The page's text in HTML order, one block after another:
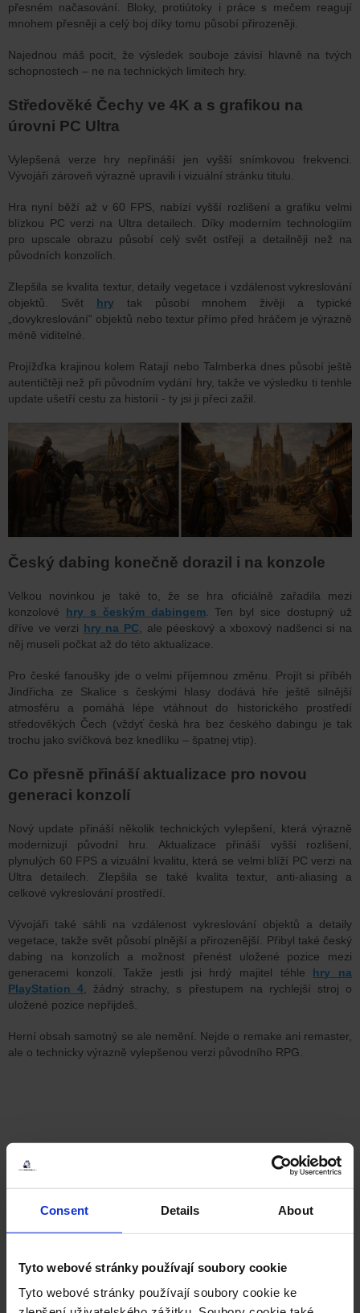
Consent Details About
Tyto webové stránky používají soubory cookie
Tyto webové stránky používají soubory cookie ke
přesném načasování. Bloky, protiútoky i práce s mečem reagují
mnohem přesněji a celý boj díky tomu působí přirozeněji.
Najednou máš pocit, že výsledek souboje závisí hlavně na tvých
schopnostech – ne na technických limitech hry.
Středověké Čechy ve 4K a s grafikou na
úrovni PC Ultra
Vylepšená verze hry nepřináší jen vyšší snímkovou frekvenci.
Vývojáři zároveň výrazně upravili i vizuální stránku titulu.
Hra nyní běží až v 60 FPS, nabízí vyšší rozlišení a grafiku velmi
blízkou PC verzi na Ultra detailech. Díky moderním technologiím
pro upscale obrazu působí celý svět ostřeji a detailněji než na
původních konzolích.
Zlepšila se kvalita textur, detaily vegetace i vzdálenost vykreslování
objektů. Svět hrytak působí mnohem živěji a typické
„dovykreslování“ objektů nebo textur přímo před hráčem je výrazně
méně viditelné.
Projížďka krajinou kolem Ratají nebo Talmberka dnes působí ještě
autentičtěji než při původním vydání hry, takže ve výsledku ti tenhle
update ušetří cestu za historií - ty jsi ji přeci zažil.
Český dabing konečně dorazil i na konzole
Velkou novinkou je také to, že se hra oficiálně zařadila mezi
konzolové hry s českým dabingem.Ten byl sice dostupný už
dříve ve verzi hry na PC , ale péeskový a xboxový nadšenci si na
něj museli počkat až do této aktualizace.
Pro české fanoušky jde o velmi příjemnou změnu. Projít si příběh
Jindřicha ze Skalice s českými hlasy dodává hře ještě silnější
atmosféru a pomáhá lépe vtáhnout do historického prostředí
středověkých Čech (vždyť česká hra bez českého dabingu je tak
trochu jako svíčková bez knedlíku – špatnej vtip).
Co přesně přináší aktualizace pro novou
generaci konzolí
Nový update přináší několik technických vylepšení, která výrazně
modernizují původní hru. Aktualizace přináší vyšší rozlišení,
plynulých 60 FPS a vizuální kvalitu, která se velmi blíží PC verzi na
Ultra detailech. Zlepšila se také kvalita textur, anti-aliasing a
celkové vykreslování prostředí.
Vývojáři také sáhli na vzdálenost vykreslování objektů a detaily
vegetace, takže svět působí plnější a přirozenější. Přibyl také český
dabing na konzolích a možnost přenést uložené pozice mezi
generacemi konzolí. Takže jestli jsi hrdý majitel téhle hry na
PlayStation 4 , žádný strachy, s přestupem na rychlejší stroj o
uložené pozice nepřijdeš.
Herní obsah samotný se ale nemění. Nejde o remake ani remaster,
ale o technicky výrazně vylepšenou verzi původního RPG.